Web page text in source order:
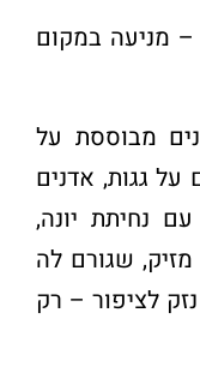
– מניעה במקום
מבוססת על
גגות, אדנים
נחיתת יונה,
שגורם לה
לציפור – רק